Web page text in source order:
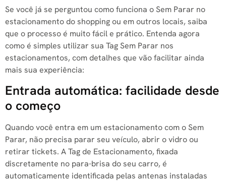
Se você já se perguntou como funciona o Sem Parar no
estacionamento do shopping ou em outros locais, saiba
que o processo é muito fácil e prático. Entenda agora
como é simples utilizar sua Tag Sem Parar nos
estacionamentos, com detalhes que vão facilitar ainda
mais sua experiência:
Entrada automática: facilidade desde
o começo
Quando você entra em um estacionamento com o Sem
Parar, não precisa parar seu veículo, abrir o vidro ou
retirar tickets. A Tag de Estacionamento, fixada
discretamente no para-brisa do seu carro, é
automaticamente identificada pelas antenas instaladas